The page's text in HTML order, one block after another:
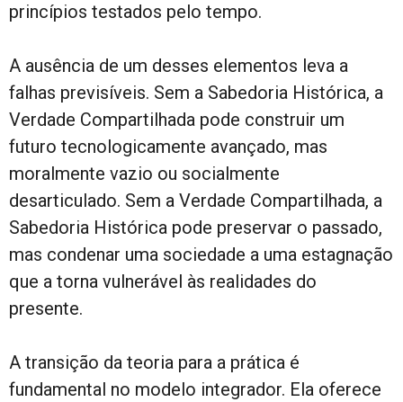
princípios testados pelo tempo.
A ausência de um desses elementos leva a
falhas previsíveis. Sem a Sabedoria Histórica, a
Verdade Compartilhada pode construir um
futuro tecnologicamente avançado, mas
moralmente vazio ou socialmente
desarticulado. Sem a Verdade Compartilhada, a
Sabedoria Histórica pode preservar o passado,
mas condenar uma sociedade a uma estagnação
que a torna vulnerável às realidades do
presente.
A transição da teoria para a prática é
fundamental no modelo integrador. Ela oferece